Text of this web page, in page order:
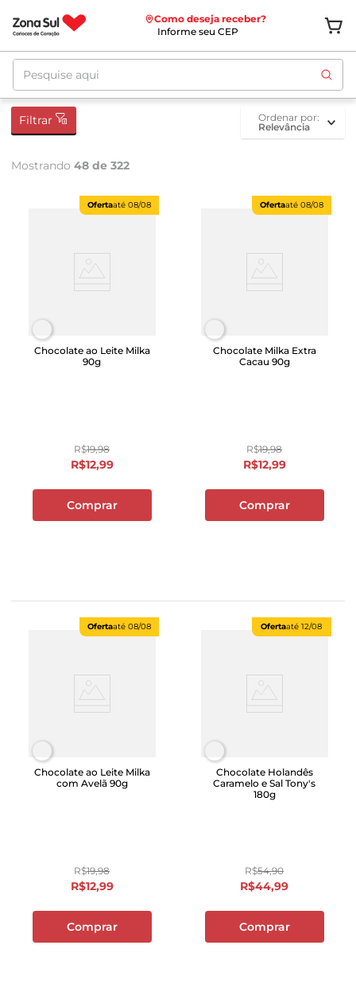
Como deseja receber?
Informe seu CEP
Pesquise aqui
Filtrar
ordenar por
Relevância
Mostrando 48 de 322
Ofertaaté 08/08
Chocolate ao Leite Milka
90g
R$19,98
R$12,99
Comprar
Ofertaaté 08/08
Chocolate Milka Extra
Cacau 90g
R$19,98
R$12,99
Comprar
Ofertaaté 08/08
Chocolate ao Leite Milka
com Avelã 90g
R$19,98
R$12,99
Comprar
Ofertaaté 12/08
Chocolate Holandês
Caramelo e Sal Tony's
180g
R$54,90
R$44,99
Comprar